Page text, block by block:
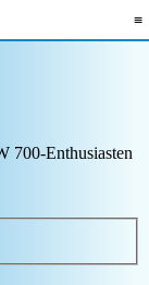
≡
700-Enthusiasten